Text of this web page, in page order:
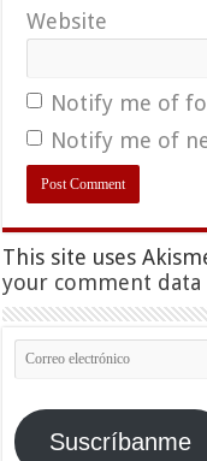
Website
Notify me of
Notify me of
This site uses
your comment data
Correo
electrónico
Suscríbanme